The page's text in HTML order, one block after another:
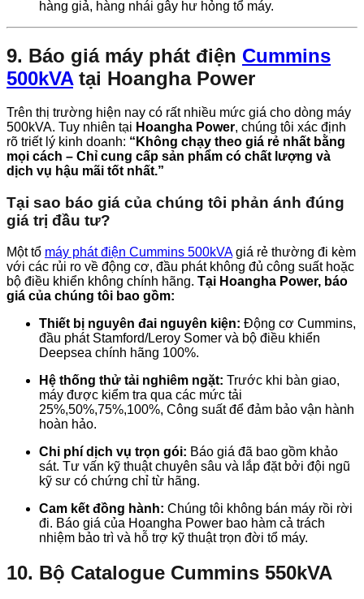
hàng giả, hàng nhái gây hư hỏng tổ máy.
9. Báo giá máy phát điện Cummins
500kVAtại Hoangha Power
Trên thị trường hiện nay có rất nhiều mức giá cho dòng máy
500kVA. Tuy nhiên tại Hoangha Power, chúng tôi xác định
rõ triết lý kinh doanh: “Không chạy theo giá rẻ nhất bằng
mọi cách – Chỉ cung cấp sản phẩm có chất lượng và
dịch vụ hậu mãi tốt nhất.”
Tại sao báo giá của chúng tôi phản ánh đúng
giá trị đầu tư?
Một tổ máy phát điện Cummins 500kVAgiá rẻ thường đi kèm
với các rủi ro về động cơ, đầu phát không đủ công suất hoặc
bộ điều khiển không chính hãng. Tại Hoangha Power, báo
giá của chúng tôi bao gồm:
Thiết bị nguyên đai nguyên kiện: Động cơ Cummins,
đầu phát Stamford/Leroy Somer và bộ điều khiển
Deepsea chính hãng 100%.
Hệ thống thử tải nghiêm ngặt: Trước khi bàn giao,
máy được kiểm tra qua các mức tải
25%,50%,75%,100%, Công suất để đảm bảo vận hành
hoàn hảo.
Chi phí dịch vụ trọn gói: Báo giá đã bao gồm khảo
sát. Tư vấn kỹ thuật chuyên sâu và lắp đặt bởi đội ngũ
kỹ sư có chứng chỉ từ hãng.
Cam kết đồng hành: Chúng tôi không bán máy rồi rời
đi. Báo giá của Hoangha Power bao hàm cả trách
nhiệm bảo trì và hỗ trợ kỹ thuật trọn đời tổ máy.
10. Bộ Catalogue Cummins 550kVA